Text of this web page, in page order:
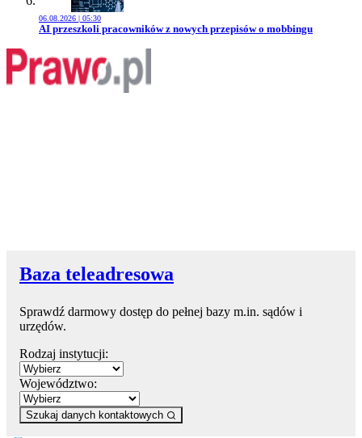
06.08.2026 | 05:30
Przejdź do artykułu:
AI przeszkoli pracowników z nowych przepisów o mobbingu
Baza teleadresowa
Sprawdź darmowy dostęp do pełnej bazy m.in. sądów i
urzędów.
Rodzaj instytucji:
Województwo:
Szukaj danych kontaktowych